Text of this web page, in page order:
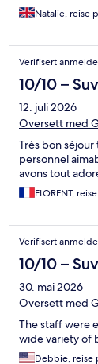
Natalie, reise
Verifisert
10/10 –
12. juli 2026
Oversett med
Très bon
personnel
avons tout
FLORENT,
Verifisert
10/10 –
30. mai 2026
Oversett med
The staff were
wide variety of
Debbie, reise